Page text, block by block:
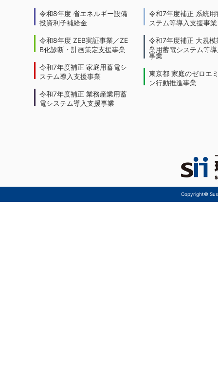
令和8年度 省エネルギー設備
投資利子補給金
令和8年度 ZEB実証事業／ZE
B化診断・計画策定支援事業
令和7年度補正 家庭用蓄電シ
ステム導入支援事業
令和7年度補正 業務産業用蓄
電システム導入支援事業
令和7年度補正 系統用
ステム等導入支援事業
令和7年度補正 大規模
業用蓄電システム等
事業
東京都 家庭のゼロエ
ン行動推進事業
Copyright©